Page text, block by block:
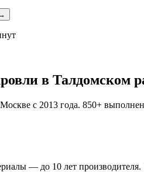
в Талдомском
с 2013 года. 850+
— до 10 лет производителя.